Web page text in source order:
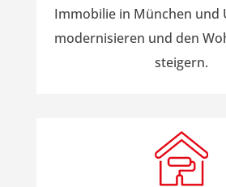
Immobilie in München und
modernisieren und den
steigern.